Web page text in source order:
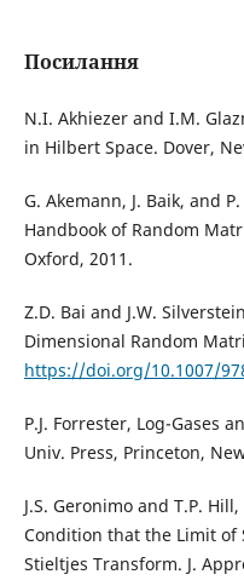
Посилання
N.I. Akhiezer and I.M.
in Hilbert Space. Dover,
G. Akemann, J. Baik, and
Handbook of Random
Oxford, 2011.
Z.D. Bai and J.W.
Dimensional Random
https://doi.org/10.1007/
P.J. Forrester, Log-Gases
Univ. Press, Princeton,
J.S. Geronimo and T.P.
Condition that the Limit of
Stieltjes Transform. J.